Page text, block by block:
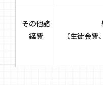
その他諸
経費
（生徒会